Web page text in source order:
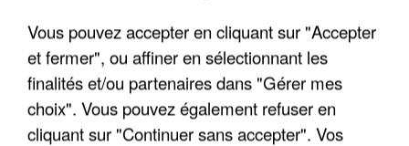
UNE TOURISTE DE L’OISE EMPORTÉE PAR UNE
COULÉE DE BOUE EN HAUTE-SAVOIE
Vous pouvez accepter en cliquant sur "Accepter
et fermer", ou affiner en sélectionnant les
finalités et/ou partenaires dans "Gérer mes
choix". Vous pouvez également refuser en
cliquant sur "Continuer sans accepter". Vos